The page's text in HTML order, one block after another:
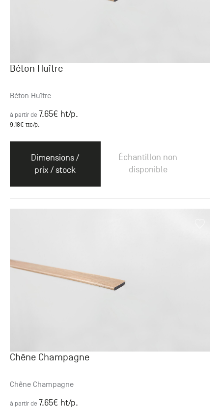
Béton Huître
Béton Huître
à partir de 7.65€ ht/p.
9.18€ ttc/p.
Dimensions /
prix / stock
Échantillon non
disponible
Chêne Champagne
Chêne Champagne
à partir de 7.65€ ht/p.